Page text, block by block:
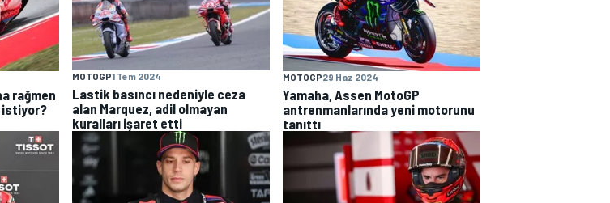
rağmen
istiyor?
MOTOGP1 Tem 2024
Lastik basıncı nedeniyle ceza
alan Marquez, adil olmayan
kuralları işaret etti
MOTOGP29 Haz 2024
Yamaha, Assen MotoGP
antrenmanlarında yeni motorunu
tanıttı